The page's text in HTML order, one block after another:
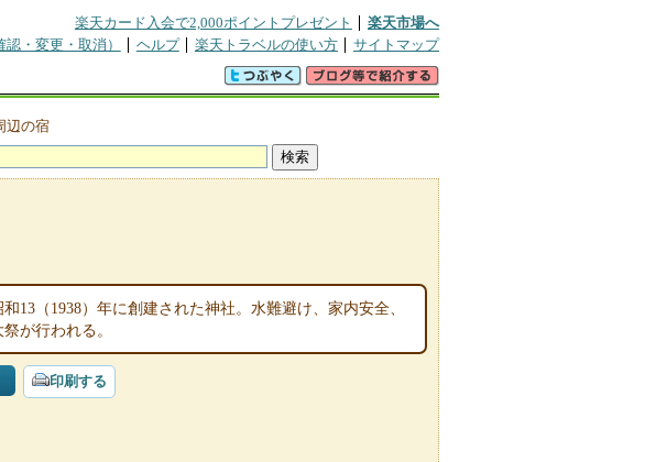
楽天カード入会で2,000ポイントプレゼント
楽天市場へ
・変更・取消） ヘルプ 楽天トラベルの使い方 サイトマップ
辺の宿
13（1938）年に創建された神社。水難避け、家内安全、
が行われる。
印刷する